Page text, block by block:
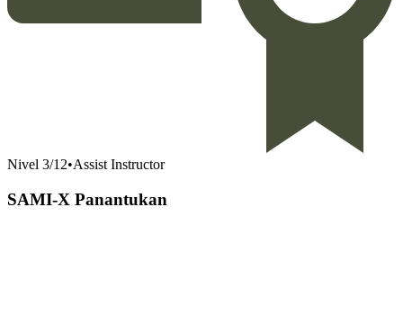
Nivel 3/12•Assist Instructor
SAMI-X Panantukan